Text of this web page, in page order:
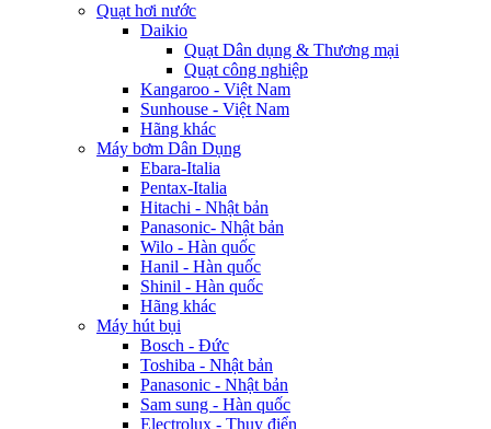
Quạt hơi nước
Daikio
Quạt Dân dụng & Thương mại
Quạt công nghiệp
Kangaroo - Việt Nam
Sunhouse - Việt Nam
Hãng khác
Máy bơm Dân Dụng
Ebara-Italia
Pentax-Italia
Hitachi - Nhật bản
Panasonic- Nhật bản
Wilo - Hàn quốc
Hanil - Hàn quốc
Shinil - Hàn quốc
Hãng khác
Máy hút bụi
Bosch - Đức
Toshiba - Nhật bản
Panasonic - Nhật bản
Sam sung - Hàn quốc
Electrolux - Thụy điển